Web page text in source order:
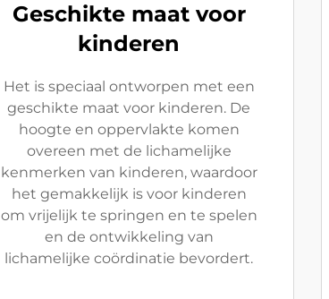
Geschikte maat voor
kinderen
Het is speciaal ontworpen met een
geschikte maat voor kinderen. De
hoogte en oppervlakte komen
overeen met de lichamelijke
kenmerken van kinderen, waardoor
het gemakkelijk is voor kinderen
om vrijelijk te springen en te spelen
en de ontwikkeling van
lichamelijke coördinatie bevordert.